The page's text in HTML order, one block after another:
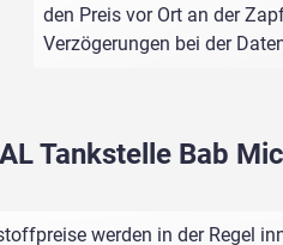
den Preis vor Ort an der
Verzögerungen bei der
Tankstelle Bab
werden in der Regel